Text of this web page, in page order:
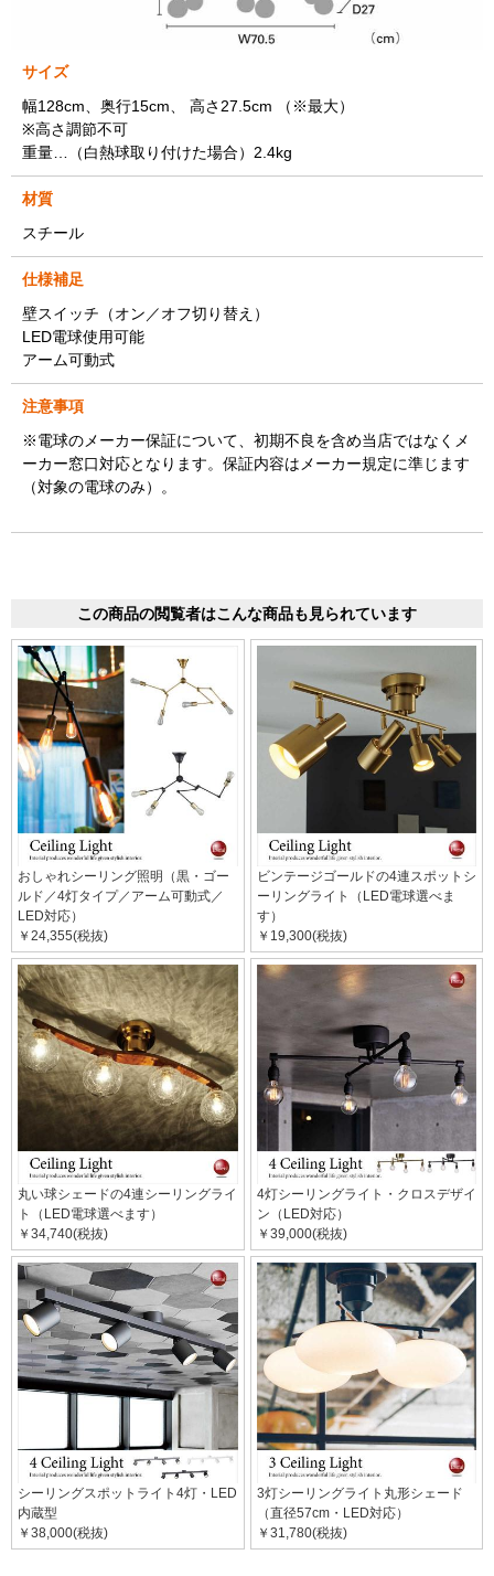
サイズ
幅128cm、奥行15cm、 高さ27.5cm （※最大）
※高さ調節不可
重量…（白熱球取り付けた場合）2.4kg
材質
スチール
仕様補足
壁スイッチ（オン／オフ切り替え）
LED電球使用可能
アーム可動式
注意事項
※電球のメーカー保証について、初期不良を含め当店ではなくメ
ーカー窓口対応となります。保証内容はメーカー規定に準じます
（対象の電球のみ）。
この商品の閲覧者はこんな商品も見られています
おしゃれシーリング照明（黒・ゴー
ルド／4灯タイプ／アーム可動式／
LED対応）
￥24,355(税抜)
ビンテージゴールドの4連スポットシ
ーリングライト（LED電球選べま
す）
￥19,300(税抜)
丸い球シェードの4連シーリングライ
ト（LED電球選べます）
￥34,740(税抜)
4灯シーリングライト・クロスデザイ
ン（LED対応）
￥39,000(税抜)
シーリングスポットライト4灯・LED
内蔵型
￥38,000(税抜)
3灯シーリングライト丸形シェード
（直径57cm・LED対応）
￥31,780(税抜)